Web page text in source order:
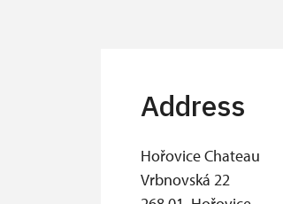
Address
Hořovice Chateau
Vrbnovská 22